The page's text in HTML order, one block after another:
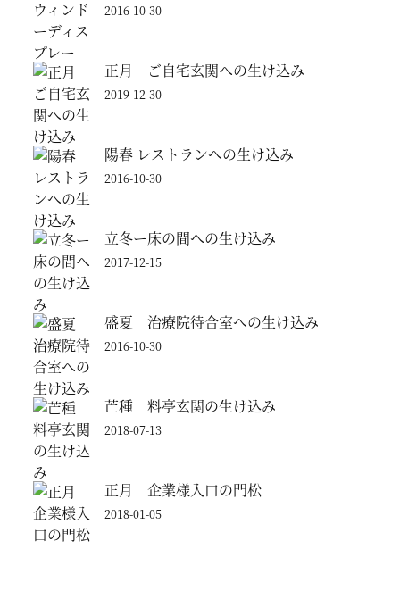
2016-10-30
正月 ご自宅玄関への生け込み
2019-12-30
陽春 レストランへの生け込み
2016-10-30
立冬ー床の間への生け込み
2017-12-15
盛夏 治療院待合室への生け込み
2016-10-30
芒種 料亭玄関の生け込み
2018-07-13
正月 企業様入口の門松
2018-01-05